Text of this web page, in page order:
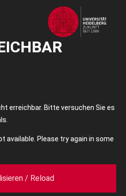
erreichbar. Bitte versuchen Sie es
available. Please try again in some
/ Reload